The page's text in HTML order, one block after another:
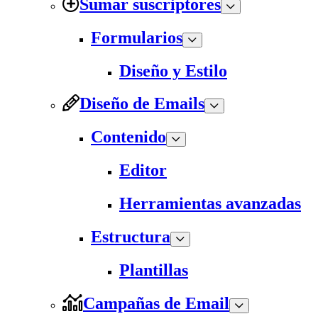
Sumar suscriptores
Formularios
Diseño y Estilo
Diseño de Emails
Contenido
Editor
Herramientas avanzadas
Estructura
Plantillas
Campañas de Email